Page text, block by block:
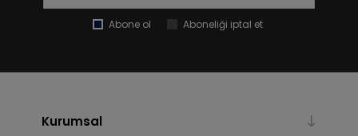
Abone ol Aboneliği iptal et
Kurumsal